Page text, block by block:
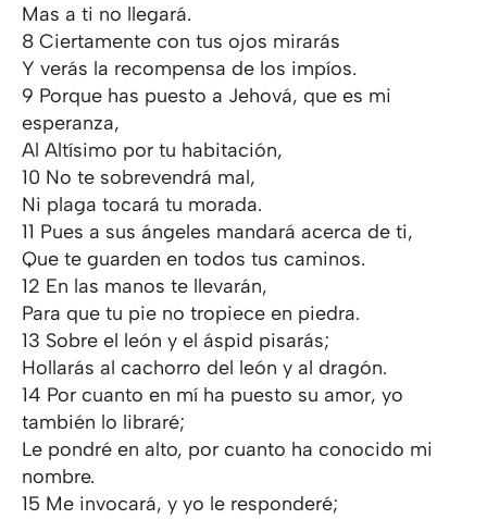
Mas a ti no llegará.
8 Ciertamente con tus ojos mirarás
Y verás la recompensa de los impíos.
9 Porque has puesto a Jehová, que es mi
esperanza,
Al Altísimo por tu habitación,
10 No te sobrevendrá mal,
Ni plaga tocará tu morada.
11 Pues a sus ángeles mandará acerca de ti,
Que te guarden en todos tus caminos.
12 En las manos te llevarán,
Para que tu pie no tropiece en piedra.
13 Sobre el león y el áspid pisarás;
Hollarás al cachorro del león y al dragón.
14 Por cuanto en mí ha puesto su amor, yo
también lo libraré;
Le pondré en alto, por cuanto ha conocido mi
nombre.
15 Me invocará, y yo le responderé;